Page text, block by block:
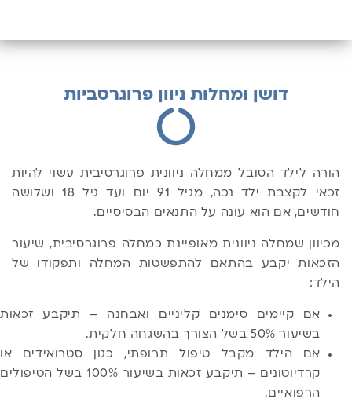
דושן ומחלות ניוון פרוגרסביות
הורה ל​ילד הסובל ממחלה ניוונית פרוגרסיבית עשוי להיות
זכאי לקצבת ילד נכה, מגיל 91 יום ועד גיל 18 ושלושה
חודשים, אם הוא עונה על התנאים הבסיסיים.
מכיוון שמחלה ניוונית מאופיינת כמחלה פרוגרסיבית, שיעור
הזכאות יקבע בהתאם להתפשטות המחלה ותפקודו של
הילד:
אם קיימים סימנים קליניים ואבחנה – תיקבע זכאות
בשיעור 50% בשל הצורך בהשגחה חלקית.
אם הילד מקבל טיפול תרופתי, כגון סטרואידים או
קרדיוטונים – תיקבע זכאות בשיעור 100% בשל הטיפולים
הרפואיים.